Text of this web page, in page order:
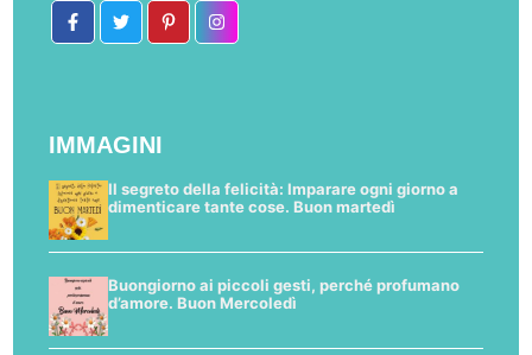
IMMAGINI
Il segreto della felicità: Imparare ogni giorno a
dimenticare tante cose. Buon martedì
Buongiorno ai piccoli gesti, perché profumano
d’amore. Buon Mercoledì